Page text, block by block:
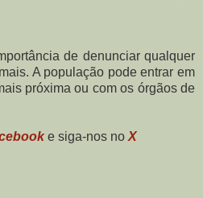
de denunciar qualquer
A população pode entrar em
próxima ou com os órgãos de
e siga-nos no X